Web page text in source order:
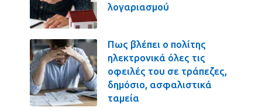
λογαριασμού
Πως βλέπει ο πολίτης
ηλεκτρονικά όλες τις
οφειλές του σε τράπεζες,
δημόσιο, ασφαλιστικά
ταμεία